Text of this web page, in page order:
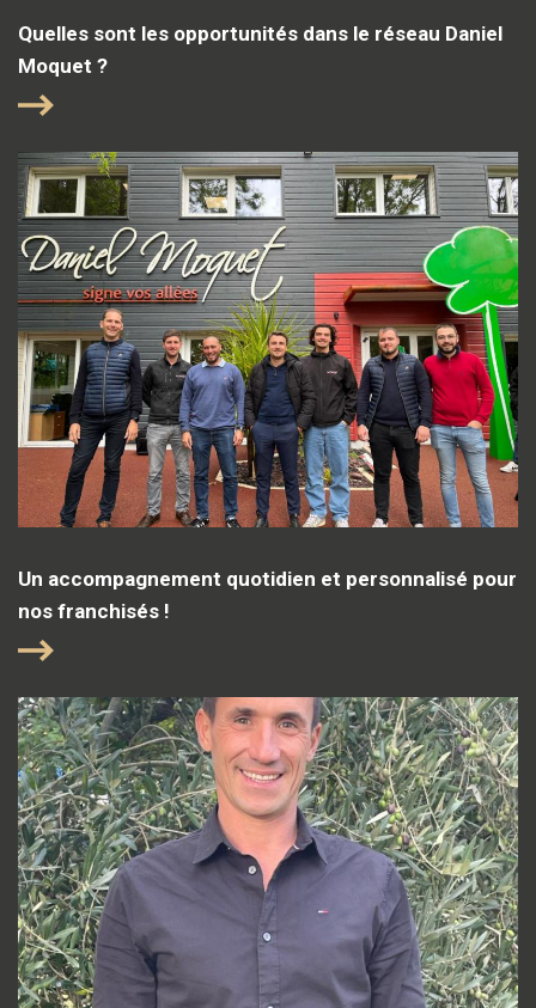
Quelles sont les opportunités dans le réseau Daniel
Moquet ?
Un accompagnement quotidien et personnalisé pour
nos franchisés !